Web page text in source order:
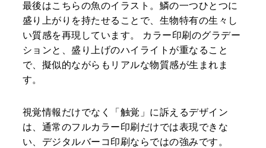
最後はこちらの魚のイラスト。鱗の一つひとつに
盛り上がりを持たせることで、生物特有の生々し
い質感を再現しています。 カラー印刷のグラデー
ションと、盛り上げのハイライトが重なること
で、擬似的ながらもリアルな物質感が生まれま
す。
視覚情報だけでなく「触覚」に訴えるデザイン
は、通常のフルカラー印刷だけでは表現できな
い、デジタルバーコ印刷ならではの強みです。